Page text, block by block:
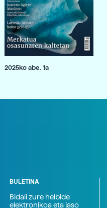
2025ko abe. 1a
BULETINA
Bidali zure helbide
elektronikoa eta jaso